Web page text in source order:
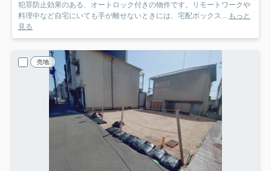
犯罪防止効果のある、オートロック付きの物件です。リモートワークや
料理中など自宅にいても手が離せないときには、宅配ボックス... もっと
見る
売地